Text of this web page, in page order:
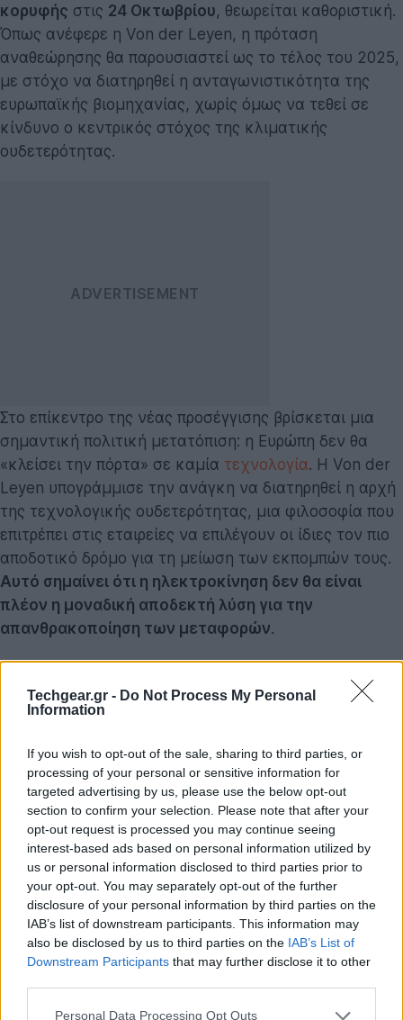
Techgear.gr - Do Not Process My Personal
Information
If you wish to opt-out of the sale, sharing to third parties, or
processing of your personal or sensitive information for
targeted advertising by us, please use the below opt-out
section to confirm your selection. Please note that after your
opt-out request is processed you may continue seeing
interest-based ads based on personal information utilized by
us or personal information disclosed to third parties prior to
your opt-out. You may separately opt-out of the further
disclosure of your personal information by third parties on the
IAB’s list of downstream participants. This information may
also be disclosed by us to third parties on the IAB’s List of
Downstream Participants that may further disclose it to other
Please note that this website/app uses one or more Google
Personal Data Processing Opt Outs
κορυφής στις 24 Οκτωβρίου, θεωρείται καθοριστική.
Όπως ανέφερε η Von der Leyen, η πρόταση
αναθεώρησης θα παρουσιαστεί ως το τέλος του 2025,
με στόχο να διατηρηθεί η ανταγωνιστικότητα της
ευρωπαϊκής βιομηχανίας, χωρίς όμως να τεθεί σε
κίνδυνο ο κεντρικός στόχος της κλιματικής
ουδετερότητας.
Στο επίκεντρο της νέας προσέγγισης βρίσκεται μια
σημαντική πολιτική μετατόπιση: η Ευρώπη δεν θα
«κλείσει την πόρτα» σε καμία τεχνολογία. Η Von der
Leyen υπογράμμισε την ανάγκη να διατηρηθεί η αρχή
της τεχνολογικής ουδετερότητας, μια φιλοσοφία που
επιτρέπει στις εταιρείες να επιλέγουν οι ίδιες τον πιο
αποδοτικό δρόμο για τη μείωση των εκπομπών τους.
Αυτό σημαίνει ότι η ηλεκτροκίνηση δεν θα είναι
πλέον η μοναδική αποδεκτή λύση για την
απανθρακοποίηση των μεταφορών.
Στην αναθεώρηση που ετοιμάζεται, αναμένεται να
δοθεί θεσμικό βάρος σε τεχνολογίες όπως τα
e-fuels
και ταπροηγμένα βιοκαύσιμα
κανονισμών. Τα συνθετικά καύσιμα(e-fuels), τα
οποία έχουν ήδη αποτελέσει αντικείμενο
διαπραγμάτευσης μεταξύ Βρυξελλών και Βερολίνου,
επιβεβαιώνονται πλέον ως μέρος του σχεδίου της
Επιτροπής. Η πραγματική καινοτομία, ωστόσο, είναι η
ρητή αναγνώριση των προηγμένων βιοκαυσίμων ως
κρίσιμου εργαλείου στη μεταβατική περίοδο μετά το
2030.
προηγμένα βιοκαύσιμα παράγονται από
υπολείμματα ή οργανικά απόβλητα, όχι από
καλλιέργειες που ανταγωνίζονται την παραγωγή